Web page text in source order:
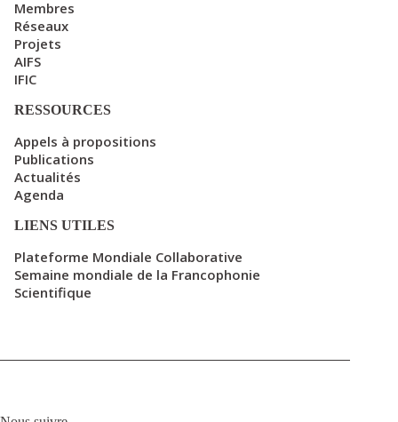
Membres
Réseaux
Projets
AIFS
IFIC
RESSOURCES
Appels à propositions
Publications
Actualités
Agenda
LIENS UTILES
Plateforme Mondiale Collaborative
Semaine mondiale de la Francophonie
Scientifique